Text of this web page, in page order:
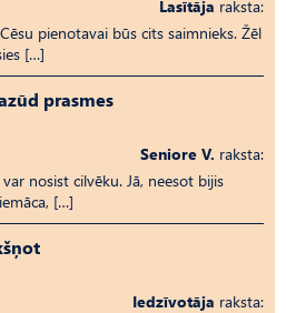
Lasītāja raksta:
pienotavai būs cits saimnieks. Žēl
[…]
prasmes
Seniore V. raksta:
nosist cilvēku. Jā, neesot bijis
[…]
Iedzīvotāja raksta: